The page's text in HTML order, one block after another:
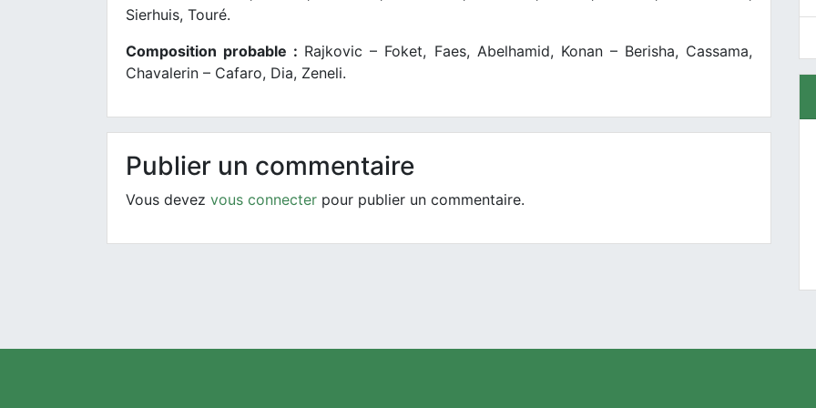
Sierhuis, Touré.
Composition probable : Rajkovic – Foket, Faes, Abelhamid, Konan – Berisha, Cassama,
Chavalerin – Cafaro, Dia, Zeneli.
Publier un commentaire
Vous devez vous connecter pour publier un commentaire.